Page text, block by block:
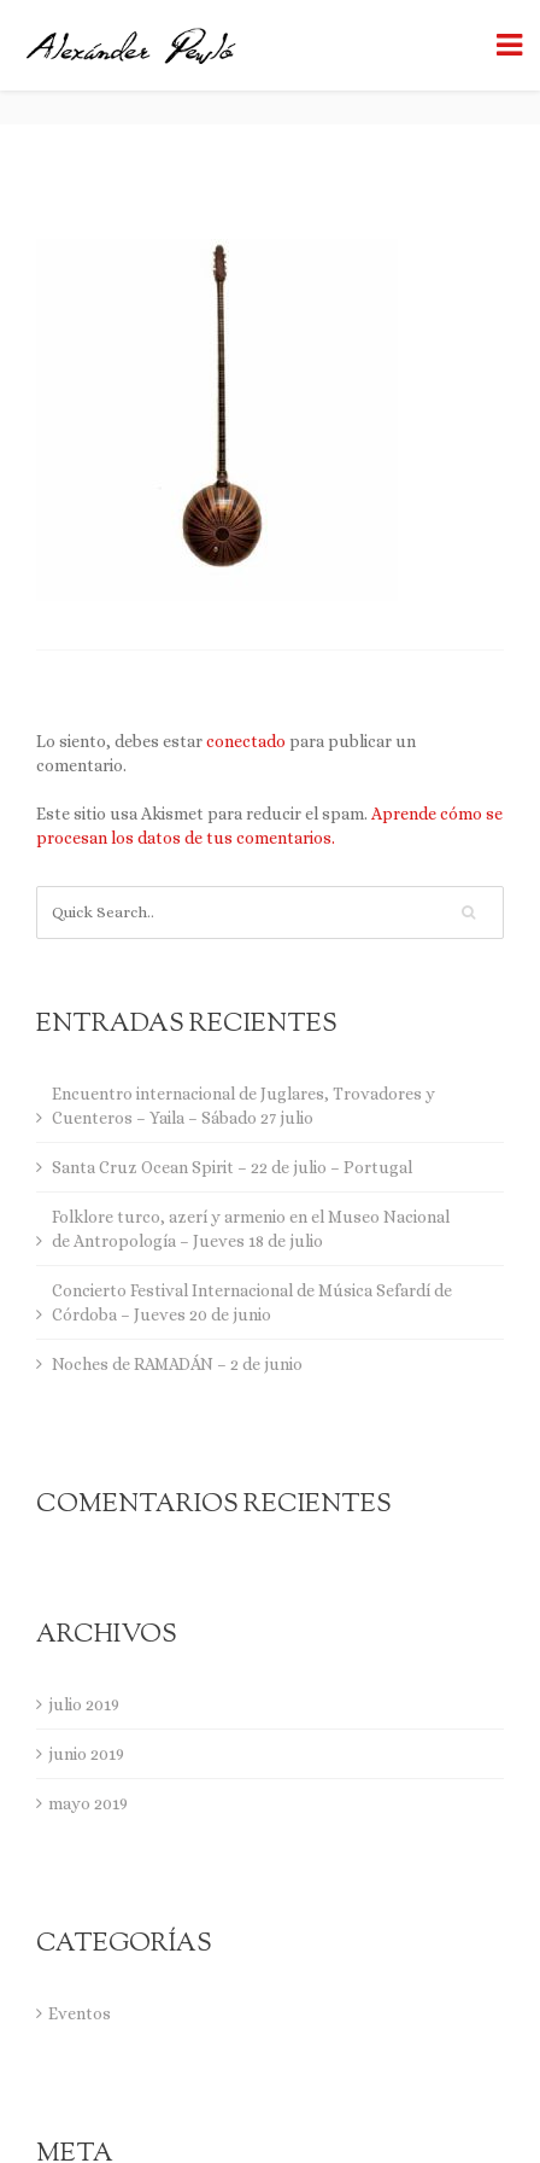
YAYLI TANBUR1 BACK TO HOME
Lo siento, debes estarconectado para publicar un
comentario.
Este sitio usa Akismet para reducir el spam. Aprende cómo se
procesan los datos de tus comentarios.
ENTRADAS RECIENTES
Encuentro internacional de Juglares, Trovadores y
Cuenteros – Yaila – Sábado 27 julio
Santa Cruz Ocean Spirit – 22 de julio – Portugal
Folklore turco, azerí y armenio en el Museo Nacional
de Antropología – Jueves 18 de julio
Concierto Festival Internacional de Música Sefardí de
Córdoba – Jueves 20 de junio
Noches de RAMADÁN – 2 de junio
COMENTARIOS RECIENTES
ARCHIVOS
julio 2019
junio 2019
mayo 2019
CATEGORÍAS
Eventos
META